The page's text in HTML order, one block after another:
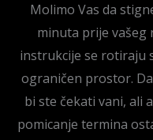
Molimo Vas da
minuta prije vašeg
instrukcije se rotiraju
ograničen prostor.
bi ste čekati vani, ali
pomicanje termina